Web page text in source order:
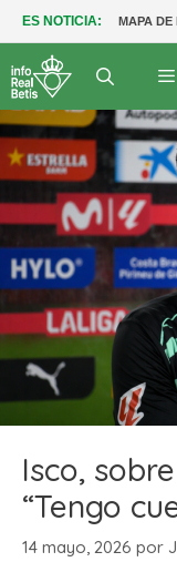
ES NOTICIA: MAPA DE
Isco,
“Tengo
14 mayo, 2026 por